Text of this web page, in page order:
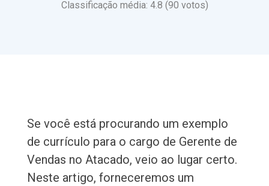
Classificação média: 4.8 (90 votos)
Se você está procurando um exemplo
de currículo para o cargo de Gerente de
Vendas no Atacado, veio ao lugar certo.
Neste artigo, forneceremos um